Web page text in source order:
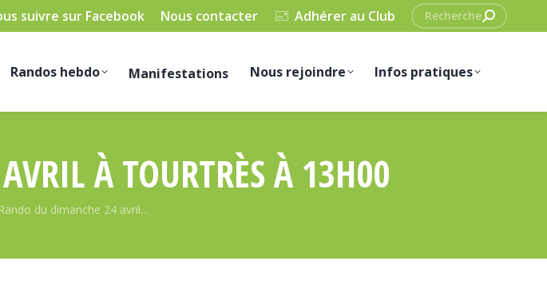
suivre sur Facebook Nous contacter Adhérer au Club
Recherche
:
Randos hebdo Manifestations Nous rejoindre Infos pratiques
À TOURTRÈS À 13H00
Rando du dimanche 24 avril…